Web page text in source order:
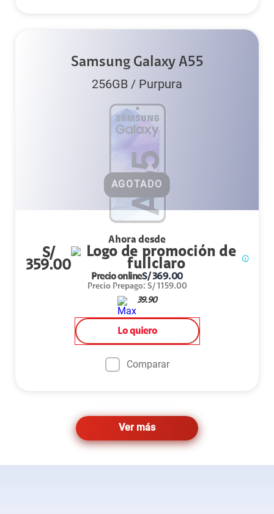
Samsung Galaxy A55
256GB / Purpura
AGOTADO
Ahora desde
S/
359.00
Precio onlineS/369.00
Precio Prepago: S/ 1159.00
39.90
Lo quiero
Comparar
Ver más